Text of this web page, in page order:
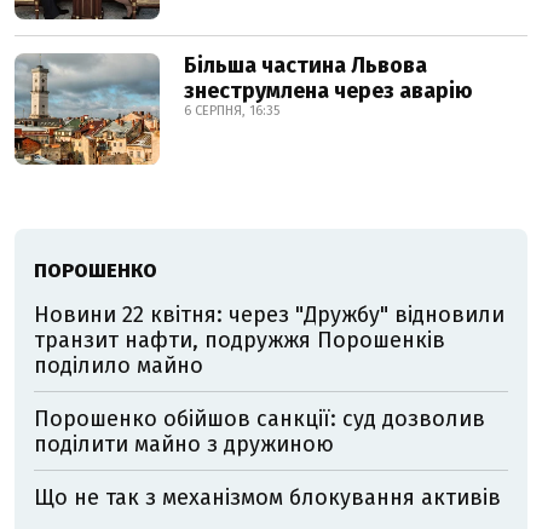
Більша частина Львова
знеструмлена через аварію
6 СЕРПНЯ, 16:35
ПОРОШЕНКО
Новини 22 квітня: через "Дружбу" відновили
транзит нафти, подружжя Порошенків
поділило майно
Порошенко обійшов санкції: суд дозволив
поділити майно з дружиною
Що не так з механізмом блокування активів